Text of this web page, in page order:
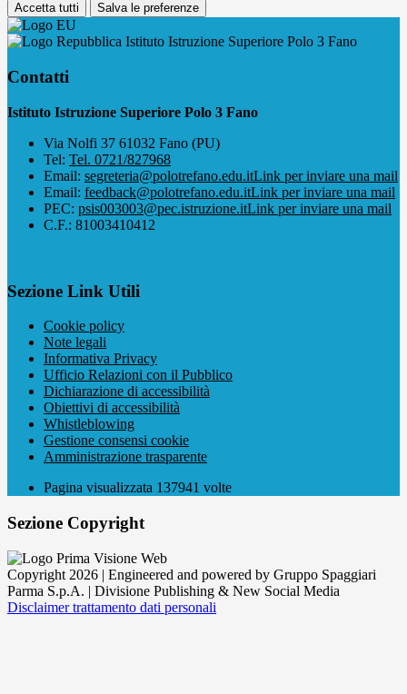
Accetta tutti Salva le preferenze
Istituto Istruzione Superiore Polo 3 Fano
Contatti
Istituto Istruzione Superiore Polo 3 Fano
Via Nolfi 37 61032 Fano (PU)
Tel: Tel. 0721/827968
Email: segreteria@polotrefano.e​du.itLink per inviare una mail
Email: feedback@polotrefano.edu.itLink per inviare una mail
PEC: psis003003@pec.istruzione.itLink per inviare una mail
C.F.: 81003410412
Sezione Link Utili
Cookie policy
Note legali
Informativa Privacy
Ufficio Relazioni con il Pubblico
Dichiarazione di accessibilità
Obiettivi di accessibilità
Whistleblowing
Gestione consensi cookie
Amministrazione trasparente
Pagina visualizzata 137941 volte
Sezione Copyright
Copyright 2026 | Engineered and powered by Gruppo Spaggiari
Parma S.p.A. | Divisione Publishing & New Social Media
Disclaimer trattamento dati personali